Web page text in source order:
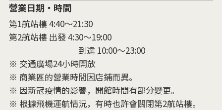
營業日期・時間
第1航站樓 4:40～21:30
第2航站樓 出發 4:30～19:00
到達 10:00～23:00
※ 交通廣場24小時開放
※ 商業區的營業時間因店鋪而異。
※ 因新冠疫情的影響，開館時間有部分變更。
※ 根據飛機運航情況，有時也許會關閉第2航站樓。